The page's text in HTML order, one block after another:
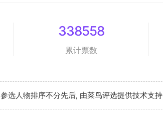
338558
累计票数
参选人物排序不分先后, 由菜鸟评选提供技术支持